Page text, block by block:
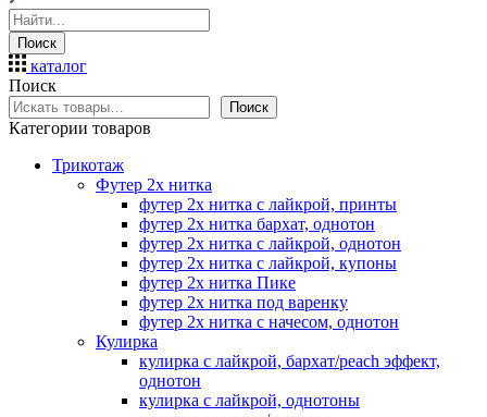
Поиск
каталог
Поиск
Поиск
Категории товаров
Трикотаж
Футер 2х нитка
футер 2х нитка с лайкрой, принты
футер 2х нитка бархат, однотон
футер 2х нитка с лайкрой, однотон
футер 2х нитка с лайкрой, купоны
футер 2х нитка Пике
футер 2х нитка под варенку
футер 2х нитка с начесом, однотон
Кулирка
кулирка с лайкрой, бархат/peach эффект,
однотон
кулирка с лайкрой, однотоны